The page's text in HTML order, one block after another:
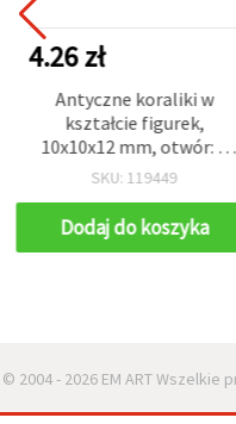
4.26 zł
Antyczne koraliki w
kształcie figurek,
10x10x12 mm, otwór: 2
mm, brązowe, 50 g (~62
SKU: 119449
Dodaj do koszyka
© 2004 - 2026 EM ART Wszelkie